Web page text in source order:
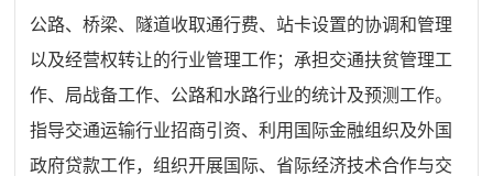
公路、桥梁、隧道收取通行费、站卡设置的协调和管理
以及经营权转让的行业管理工作；承担交通扶贫管理工
作、局战备工作、公路和水路行业的统计及预测工作。
指导交通运输行业招商引资、利用国际金融组织及外国
政府贷款工作，组织开展国际、省际经济技术合作与交